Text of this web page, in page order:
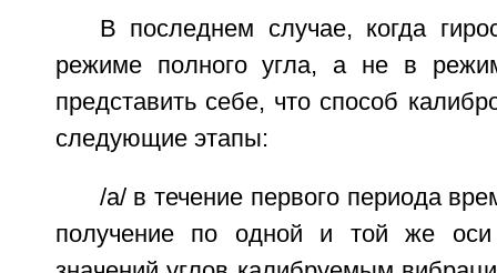
В последнем случае, когда
режиме полного угла, а не в
представить себе, что способ
следующие этапы:
/а/ в течение первого периода
получение по одной и той же оси